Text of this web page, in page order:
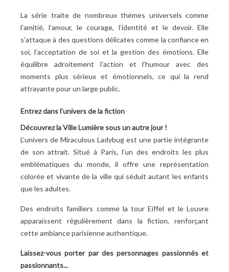
La série traite de nombreux thèmes universels comme
l’amitié, l’amour, le courage, l’identité et le devoir. Elle
s’attaque à des questions délicates comme la confiance en
soi, l’acceptation de soi et la gestion des émotions. Elle
équilibre adroitement l’action et l’humour avec des
moments plus sérieux et émotionnels, ce qui la rend
attrayante pour un large public.
Entrez dans l’univers de la fiction
Découvrez la Ville Lumière sous un autre jour !
L’univers de Miraculous Ladybug est une partie intégrante
de son attrait. Situé à Paris, l’un des endroits les plus
emblématiques du monde, il offre une représentation
colorée et vivante de la ville qui séduit autant les enfants
que les adultes.
Des endroits familiers comme la tour Eiffel et le Louvre
apparaissent régulièrement dans la fiction, renforçant
cette ambiance parisienne authentique.
Laissez-vous porter par des personnages passionnés et
passionnants...